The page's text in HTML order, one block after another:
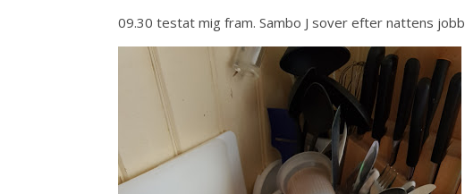
09.30 testat mig fram. Sambo J sover efter nattens jobb